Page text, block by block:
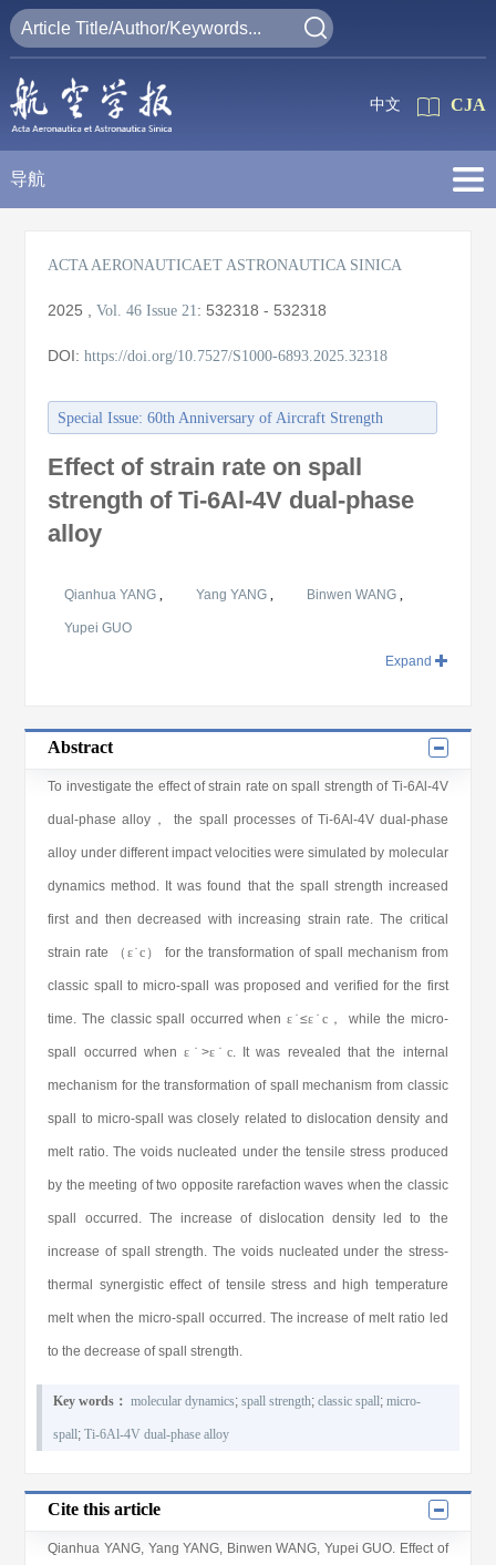
CJA
中文
导航
ACTA AERONAUTICAET ASTRONAUTICA SINICA
2025 ,Vol. 46 Issue 21: 532318 - 532318
DOI:https://doi.org/10.7527/S1000-6893.2025.32318
Special Issue: 60th Anniversary of Aircraft Strength
Effect of strain rate on spall
strength of Ti-6Al-4V dual-phase
alloy
Qianhua YANG, Yang YANG, Binwen WANG,
Yupei GUO
Expand
Abstract
To investigate the effect of strain rate on spall strength of Ti-6Al-4V
dual-phase alloy， the spall processes of Ti-6Al-4V dual-phase
alloy under different impact velocities were simulated by molecular
dynamics method. It was found that the spall strength increased
first and then decreased with increasing strain rate. The critical
strain rate （ε˙c ） for the transformation of spall mechanism from
classic spall to micro-spall was proposed and verified for the first
time. The classic spall occurred whenε ˙≤ε ˙ c， while the micro-
spall occurred whenε ˙>ε ˙ c. It was revealed that the internal
mechanism for the transformation of spall mechanism from classic
spall to micro-spall was closely related to dislocation density and
melt ratio. The voids nucleated under the tensile stress produced
by the meeting of two opposite rarefaction waves when the classic
spall occurred. The increase of dislocation density led to the
increase of spall strength. The voids nucleated under the stress-
thermal synergistic effect of tensile stress and high temperature
melt when the micro-spall occurred. The increase of melt ratio led
to the decrease of spall strength.
Key words： molecular dynamics;spall strength;classic spall;micro-
spall;Ti-6Al-4V dual-phase alloy
Cite this article
Qianhua YANG, Yang YANG, Binwen WANG, Yupei GUO. Effect of